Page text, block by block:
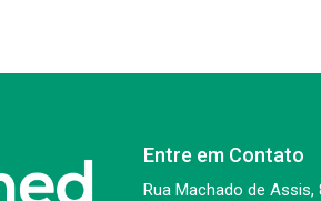
Entre em Contato
Rua Machado de Assis,